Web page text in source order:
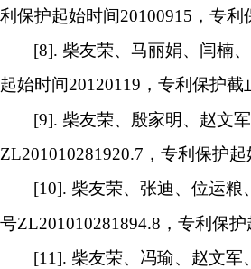
利保护起始时间20100915 ，专
[8]. 柴友荣、马丽娟、闫楠
起始时间20120119 ，专利保护截
[9]. 柴友荣、殷家明、赵文
ZL201010281920.7 ，专利保护
[10]. 柴友荣、张迪、位运粮
号ZL201010281894.8 ，专利保
[11]. 柴友荣、冯瑜、赵文军